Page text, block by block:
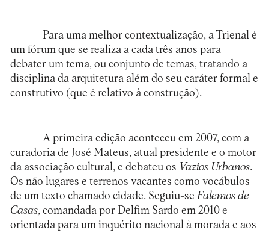
Para uma melhor contextualização, a Trienal é
um fórum que se realiza a cada três anos para
debater um tema, ou conjunto de temas, tratando a
disciplina da arquitetura além do seu caráter formal e
construtivo (que é relativo à construção).
A primeira edição aconteceu em 2007, com a
curadoria de José Mateus, atual presidente e o motor
da associação cultural, e debateu os Vazios Urbanos.
Os não lugares e terrenos vacantes como vocábulos
de um texto chamado cidade. Seguiu-seFalemos de
Casas, comandada por Delfim Sardo em 2010 e
orientada para um inquérito nacional à morada e aos